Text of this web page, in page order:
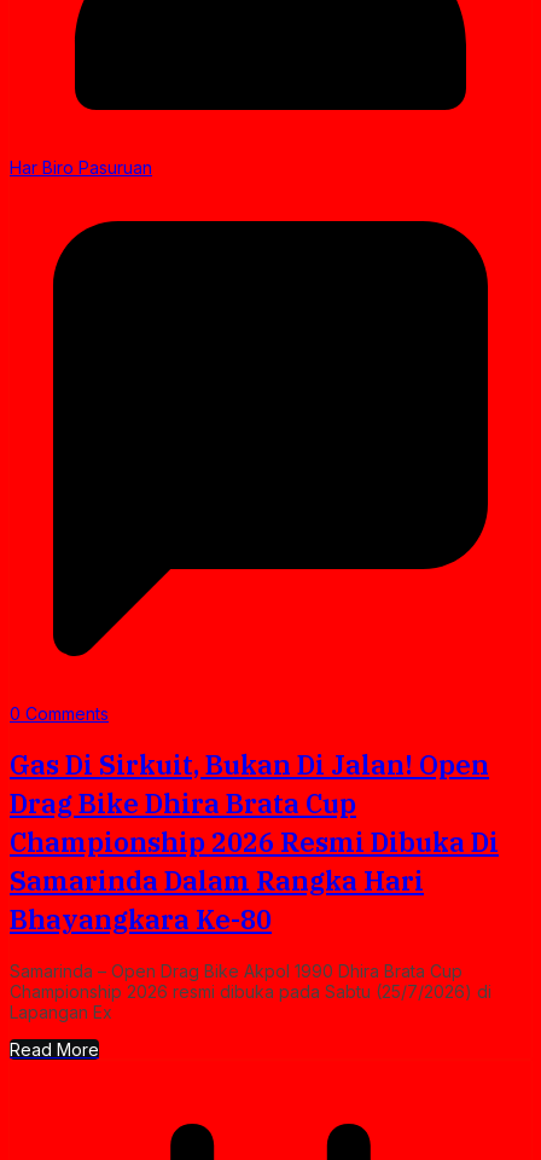
Har Biro Pasuruan
0 Comments
Gas Di Sirkuit, Bukan Di Jalan! Open
Drag Bike Dhira Brata Cup
Championship 2026 Resmi Dibuka Di
Samarinda Dalam Rangka Hari
Bhayangkara Ke-80
Samarinda – Open Drag Bike Akpol 1990 Dhira Brata Cup
Championship 2026 resmi dibuka pada Sabtu (25/7/2026) di
Lapangan Ex
Read More